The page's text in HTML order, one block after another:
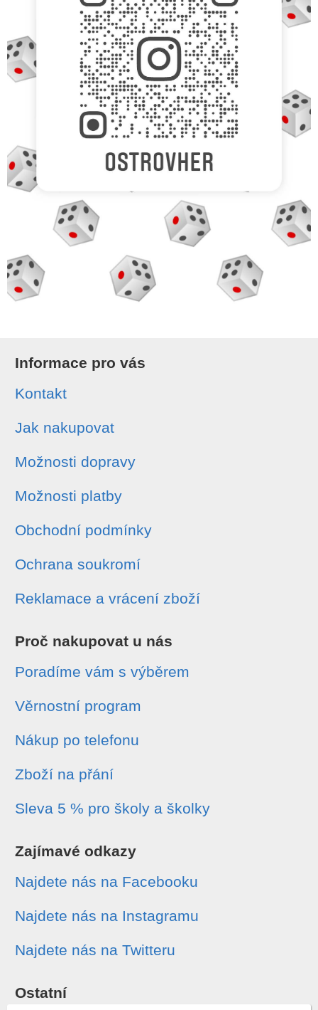
Informace pro vás
Kontakt
Jak nakupovat
Možnosti dopravy
Možnosti platby
Obchodní podmínky
Ochrana soukromí
Reklamace a vrácení zboží
Proč nakupovat u nás
Poradíme vám s výběrem
Věrnostní program
Nákup po telefonu
Zboží na přání
Sleva 5 % pro školy a školky
Zajímavé odkazy
Najdete nás na Facebooku
Najdete nás na Instagramu
Najdete nás na Twitteru
Ostatní